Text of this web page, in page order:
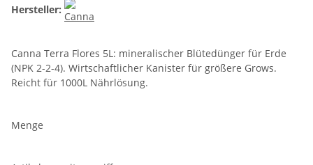
Hersteller:
Canna Terra Flores 5L: mineralischer Blütedünger für Erde
(NPK 2-2-4). Wirtschaftlicher Kanister für größere Grows.
Reicht für 1000L Nährlösung.
Menge